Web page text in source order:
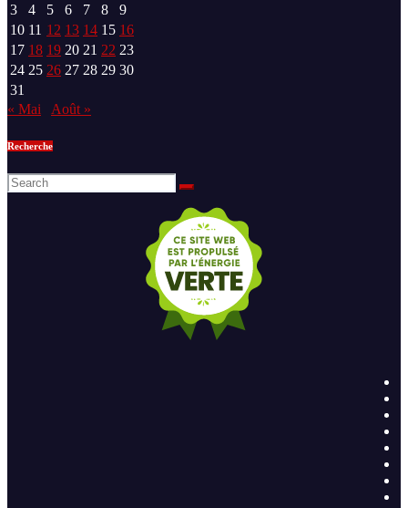
3
4 5 6 7 8
9
10 11 12 13 14 15 16
17 18 19 20 21 22 23
24 25 26 27 28 29 30
31
« Mai
Août »
Recherche